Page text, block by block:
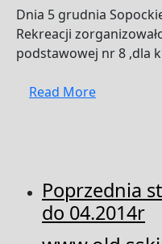
Dnia 5 grudnia
Rekreacji
podstawowej nr 8 ,dla
Read MoreRead
Poprzednia
do 04.2014r